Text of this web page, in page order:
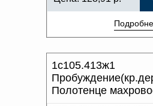
1с105.413ж1
Полотенце